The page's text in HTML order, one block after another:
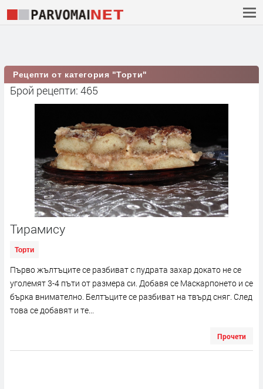
Рецепти от категория "Торти"
Брой рецепти: 465
Тирамису
Торти
Първо жълтъците се разбиват с пудрата захар докато не се
уголемят 3-4 пъти от размера си. Добавя се Маскарпонето и се
бърка внимателно. Белтъците се разбиват на твърд сняг. След
това се добавят и те...
Прочети